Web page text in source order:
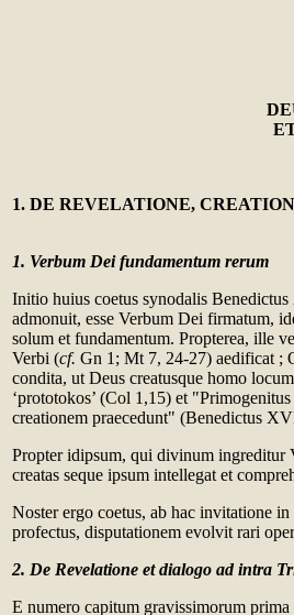
1. DE REVELATIONE,
1. Verbum Dei fundamentum rerum
Initio huius coetus synodalis
admonuit, esse Verbum Dei firmatum,
solum et fundamentum. Propterea, ille
Verbi (cf. Gn 1; Mt 7, 24-27) aedificat ;
condita, ut Deus creatusque homo
‘prototokos’ (Col 1,15) et
creationem praecedunt" (Benedictus
Propter idipsum, qui divinum ingreditur
creatas seque ipsum intellegat et
Noster ergo coetus, ab hac invitatione in
profectus, disputationem evolvit rari
2. De Revelatione et dialogo ad intra
E numero capitum gravissimorum